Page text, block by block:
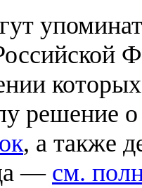
решение
, а также
— см.